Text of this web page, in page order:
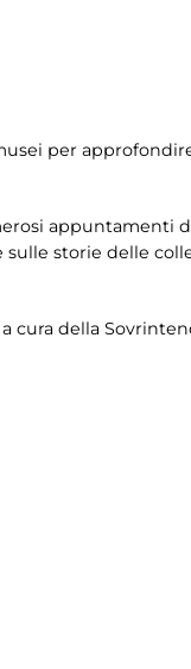
per
appuntamenti
storie delle
cura della